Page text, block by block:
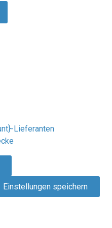
Lieferanten
Einstellungen speichern